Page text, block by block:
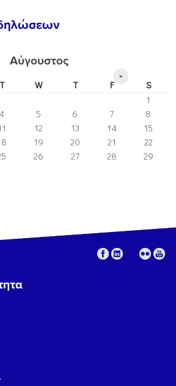
Αύγουστος
»
T W T F
S
1
4 5 6 7
8
12 13 14
15
19 20 21
22
26 27 28
29